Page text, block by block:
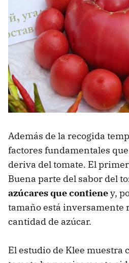
Además de la recogida
factores fundamentales
deriva del tomate. El
Buena parte del sabor del
azúcares que contieney,
tamaño está inversamente
cantidad de azúcar.
El estudio de Klee muestra